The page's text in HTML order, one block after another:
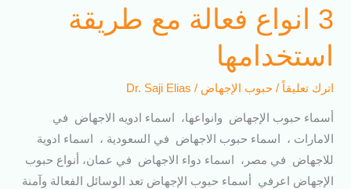
3 انواع فعالة مع طريقة
استخدامها
اترك تعليقاً /حبوب الإجهاض /
Dr. Saji Elias
أسماء حبوب الإجهاض وانواعها، اسماء ادويه الاجهاض في
الامارات ، اسماء حبوب الاجهاض في السعودية ، اسماء ادوية
للاجهاض في مصر، اسماء دواء الاجهاض في عمان، أنواع حبوب
الإجهاض اعرفي أسماء حبوب الإجهاض تعد الوسائل الفعالة وآمنة